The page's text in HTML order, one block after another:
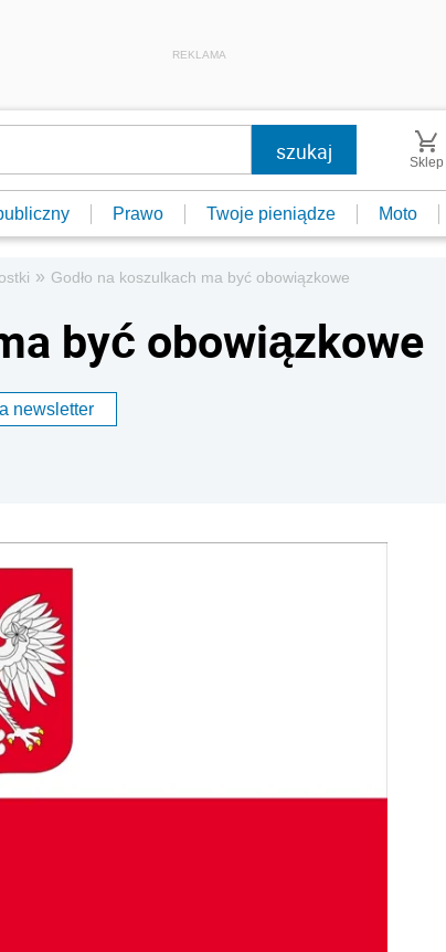
REKLAMA
Sklep
Prawo Twoje pieniądze Moto
» Godło na koszulkach ma być obowiązkowe
być obowiązkowe
newsletter